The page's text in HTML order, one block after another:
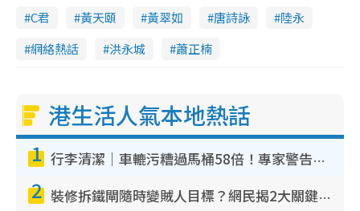
C君 黃天頤 黃翠如 唐詩詠
陸永
網絡熱話
洪永城 蕭正楠
港生活人氣本地熱話
1 行李清潔｜車轆污糟過馬桶58倍！專家警告忌用酒精抹 教1招免污手除菌
2 裝修拆鐵閘隨時變賊人目標？網民揭2大關鍵用途：裝新式等於白裝？附新舊鐵閘分別